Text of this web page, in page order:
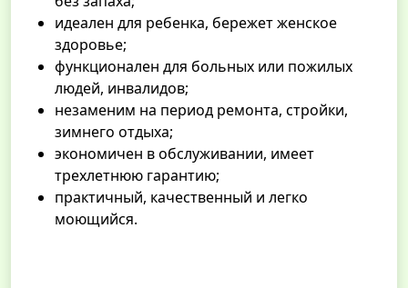
идеален для ребенка, бережет женское
здоровье;
функционален для больных или пожилых
людей, инвалидов;
незаменим на период ремонта, стройки,
зимнего отдыха;
экономичен в обслуживании, имеет
трехлетнюю гарантию;
практичный, качественный и легко
моющийся.